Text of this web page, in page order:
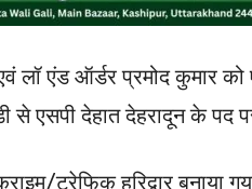
लॉ एंड ऑर्डर प्रमोद कुमार को
एसपी देहात देहरादून के पद
ट्रेफिक हरिद्वार बनाया